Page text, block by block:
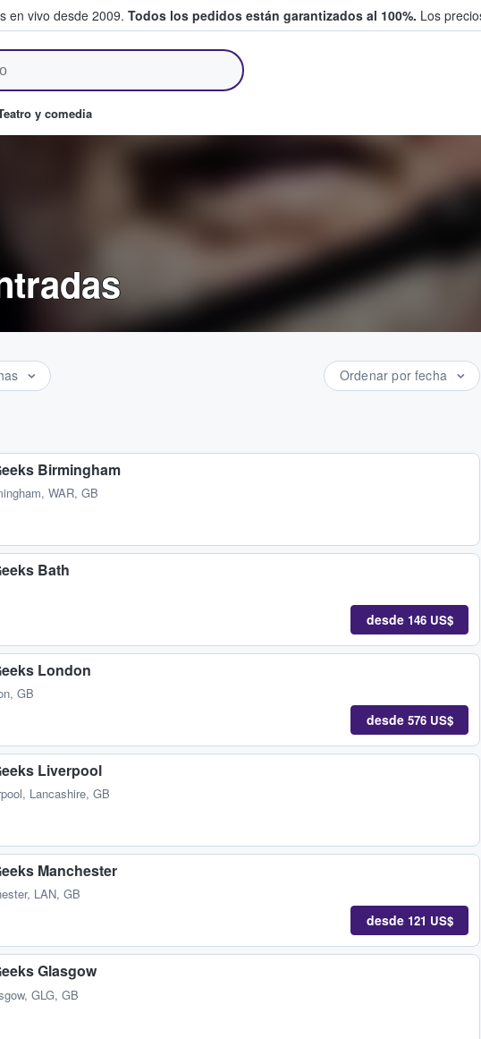
en vivo desde 2009. Todos los pedidos están garantizados al 100%. Los
de entradas entre fans
y comedia
Ordenar por fecha
Birmingham
WAR, GB
Bath
desde 146 US$
London
GB
desde 576 US$
Liverpool
Lancashire, GB
Manchester
LAN, GB
desde 121 US$
Glasgow
GLG, GB